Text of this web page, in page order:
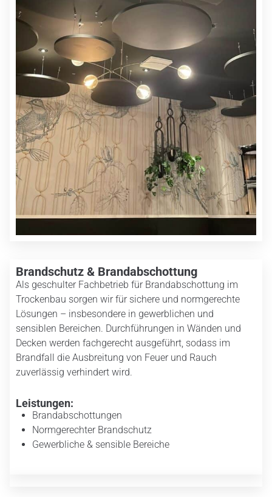
Brandschutz & Brandabschottung
Als geschulter Fachbetrieb für Brandabschottung im
Trockenbau sorgen wir für sichere und normgerechte
Lösungen – insbesondere in gewerblichen und
sensiblen Bereichen. Durchführungen in Wänden und
Decken werden fachgerecht ausgeführt, sodass im
Brandfall die Ausbreitung von Feuer und Rauch
zuverlässig verhindert wird.
Leistungen:
Brandabschottungen
Normgerechter Brandschutz
Gewerbliche & sensible Bereiche